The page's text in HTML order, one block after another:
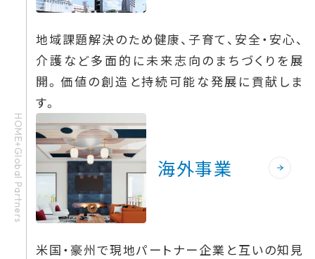
地域課題解決のため健康、子育て、安全・安心、
介護など多面的に未来志向のまちづくりを展
開。価値の創造と持続可能な発展に貢献しま
す。
海外事業
HOME+Global Partners
米国・豪州で現地パートナー企業と互いの知見